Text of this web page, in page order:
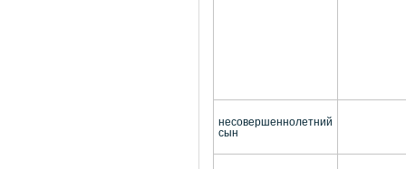
несовершеннолетний
сын